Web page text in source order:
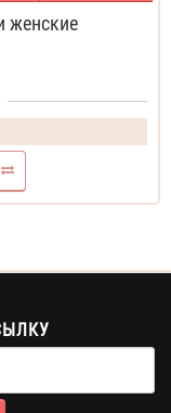
женские